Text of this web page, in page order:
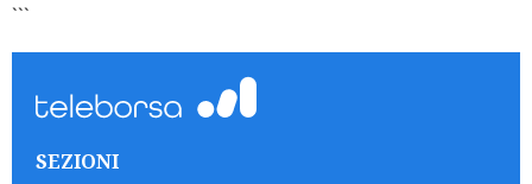
```
SEZIONI